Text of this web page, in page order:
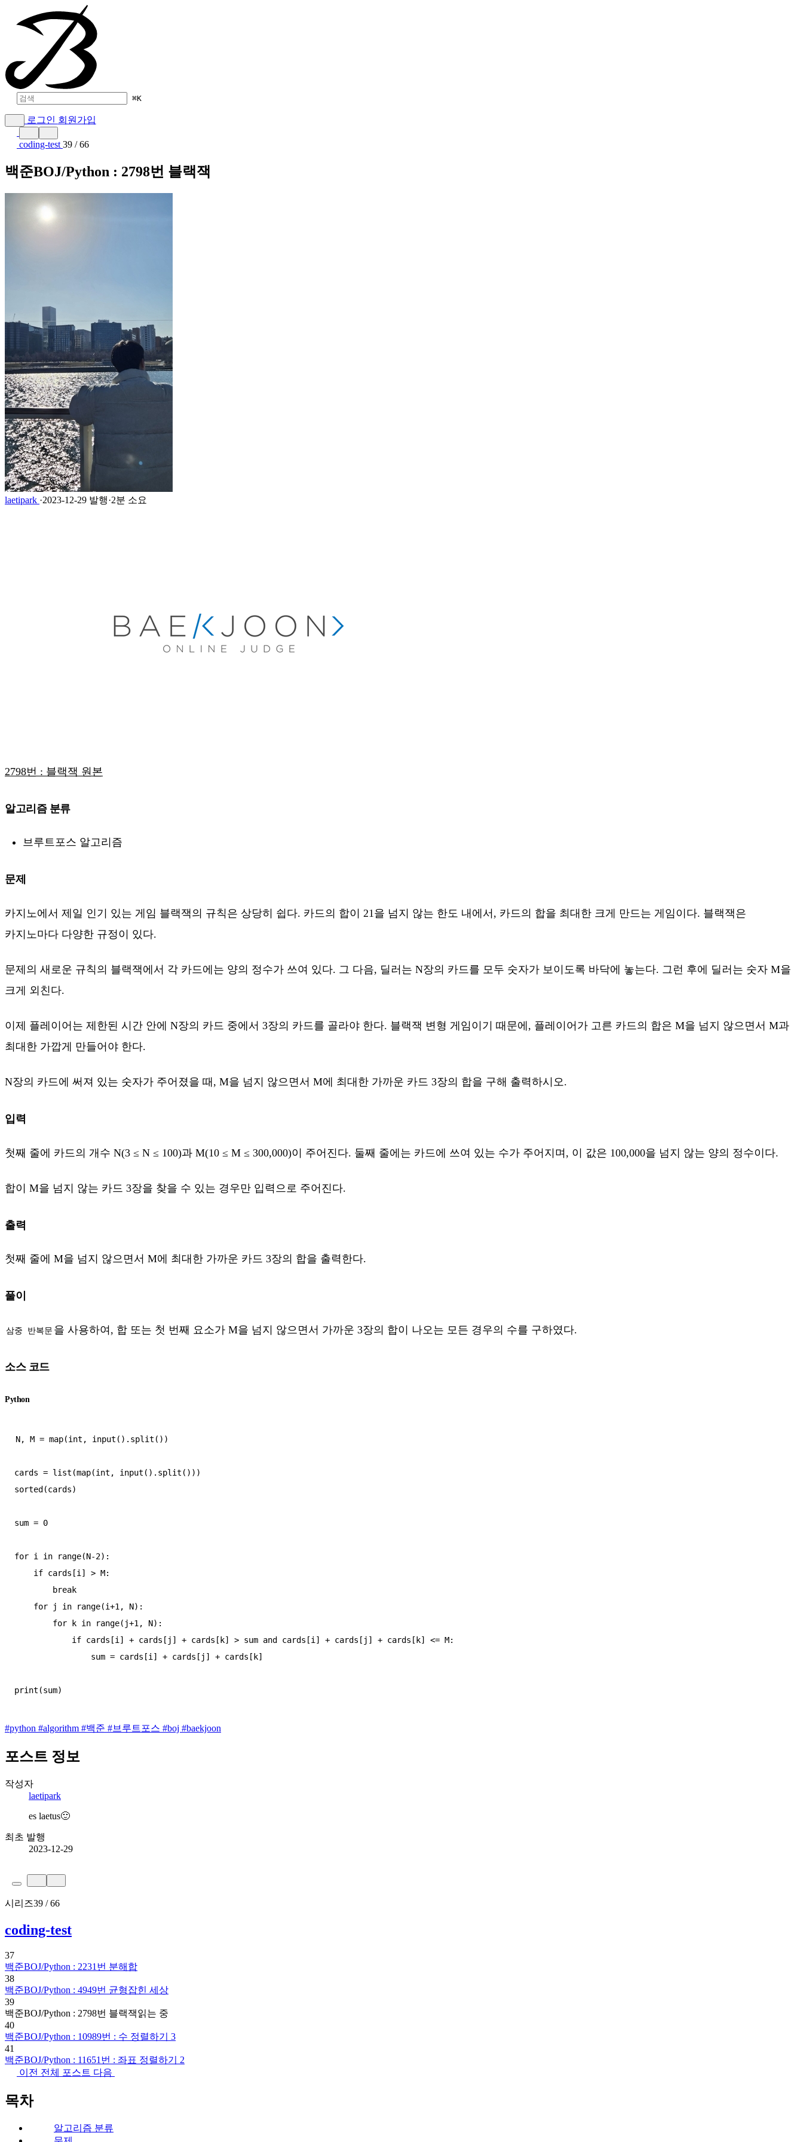
⌘K
로그인 회원가입
coding-test 39 / 66
백준BOJ/Python : 2798번 블랙잭
laetipark ·2023-12-29 발행·2분 소요
2798번 : 블랙잭 원본
알고리즘 분류
브루트포스 알고리즘
문제
카지노에서 제일 인기 있는 게임 블랙잭의 규칙은 상당히 쉽다. 카드의 합이 21을 넘지 않는 한도 내에서, 카드의 합을 최대한 크게 만드는 게임이다. 블랙잭은
카지노마다 다양한 규정이 있다.
문제의 새로운 규칙의 블랙잭에서 각 카드에는 양의 정수가 쓰여 있다. 그 다음, 딜러는 N장의 카드를 모두 숫자가 보이도록 바닥에 놓는다. 그런 후에 딜러는 숫자 M을
크게 외친다.
이제 플레이어는 제한된 시간 안에 N장의 카드 중에서 3장의 카드를 골라야 한다. 블랙잭 변형 게임이기 때문에, 플레이어가 고른 카드의 합은 M을 넘지 않으면서 M과
최대한 가깝게 만들어야 한다.
N장의 카드에 써져 있는 숫자가 주어졌을 때, M을 넘지 않으면서 M에 최대한 가까운 카드 3장의 합을 구해 출력하시오.
입력
첫째 줄에 카드의 개수 N(3 ≤ N ≤ 100)과 M(10 ≤ M ≤ 300,000)이 주어진다. 둘째 줄에는 카드에 쓰여 있는 수가 주어지며, 이 값은 100,000을 넘지 않는 양의 정수이다.
합이 M을 넘지 않는 카드 3장을 찾을 수 있는 경우만 입력으로 주어진다.
출력
첫째 줄에 M을 넘지 않으면서 M에 최대한 가까운 카드 3장의 합을 출력한다.
풀이
삼중 반복문 을 사용하여, 합 또는 첫 번째 요소가 M을 넘지 않으면서 가까운 3장의 합이 나오는 모든 경우의 수를 구하였다.
소스 코드
Python
N, M = map(int, input().split())
cards = list(map(int, input().split()))
sorted(cards)
sum = 0
for i in range(N-2):
#python #algorithm #백준 #브루트포스 #boj #baekjoon
포스트 정보
작성자
laetipark
es laetus🙂
최초 발행
2023-12-29
시리즈39 / 66
coding-test
37
백준BOJ/Python : 2231번 분해합
38
백준BOJ/Python : 4949번 균형잡힌 세상
39
백준BOJ/Python : 2798번 블랙잭읽는 중
40
백준BOJ/Python : 10989번 : 수 정렬하기 3
41
백준BOJ/Python : 11651번 : 좌표 정렬하기 2
이전 전체 포스트 다음
목차
알고리즘 분류